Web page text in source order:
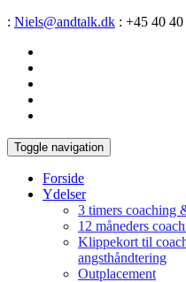
: Niels@andtalk.dk : +45 40
Toggle navigation
Forside
Ydelser
3 timers coaching
12 måneders
Klippekort til
angsthåndtering
Outplacement